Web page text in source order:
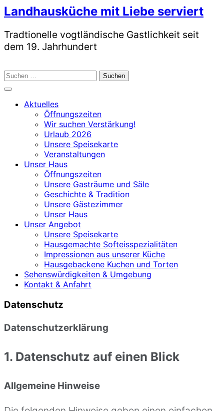
Skip
to
content
Landhausküche mit Liebe serviert
Tradtionelle vogtländische Gastlichkeit seit
dem 19. Jahrhundert
Suchen
nach:
Aktuelles
Öffnungszeiten
Wir suchen Verstärkung!
Urlaub 2026
Unsere Speisekarte
Veranstaltungen
Unser Haus
Öffnungszeiten
Unsere Gasträume und Säle
Geschichte & Tradition
Unsere Gästezimmer
Unser Haus
Unser Angebot
Unsere Speisekarte
Hausgemachte Softeisspezialitäten
Impressionen aus unserer Küche
Hausgebackene Kuchen und Torten
Sehenswürdigkeiten & Umgebung
Kontakt & Anfahrt
Datenschutz
Datenschutz­erklärung
1. Datenschutz auf einen Blick
Allgemeine Hinweise